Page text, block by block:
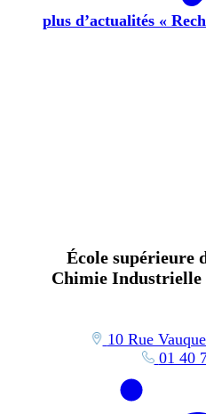
plus d’actualités «
École supérieure
Chimie Industrielle
10 Rue
01 40